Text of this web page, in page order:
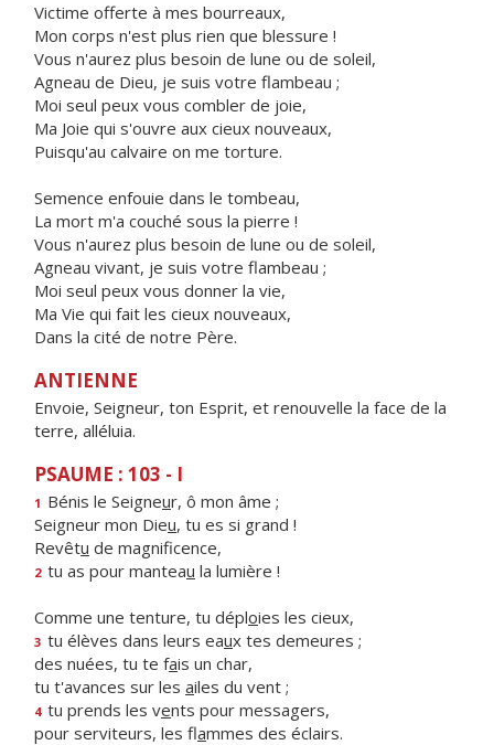
Victime offerte à mes bourreaux,
Mon corps n'est plus rien que blessure !
Vous n'aurez plus besoin de lune ou de soleil,
Agneau de Dieu, je suis votre flambeau ;
Moi seul peux vous combler de joie,
Ma Joie qui s'ouvre aux cieux nouveaux,
Puisqu'au calvaire on me torture.
Semence enfouie dans le tombeau,
La mort m'a couché sous la pierre !
Vous n'aurez plus besoin de lune ou de soleil,
Agneau vivant, je suis votre flambeau ;
Moi seul peux vous donner la vie,
Ma Vie qui fait les cieux nouveaux,
Dans la cité de notre Père.
ANTIENNE
Envoie, Seigneur, ton Esprit, et renouvelle la face de la
terre, alléluia.
PSAUME : 103 - I
1 Bénis le Seigneur, ô mon âme ;
Seigneur mon Dieu, tu es si grand !
Revêtu de magnificence,
2 tu as pour manteau la lumière !
Comme une tenture, tu déploies les cieux,
3 tu élèves dans leurs eaux tes demeures ;
des nuées, tu te fais un char,
tu t'avances sur les ailes du vent ;
4 tu prends les vents pour messagers,
pour serviteurs, les flammes des éclairs.